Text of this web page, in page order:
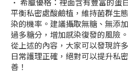
平衡私密處酸鹼植，維持菌群生
染的機率。建議攝取無糖、無添
過多糖分，增加感染復發的風險。
從上述的內容，大家可以發現許
日常護理正確，絕對可以提升私
善！